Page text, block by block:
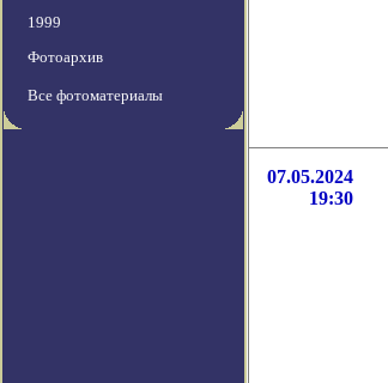
1999
Фотоархив
Все фотоматериалы
07.05.2024
19:30